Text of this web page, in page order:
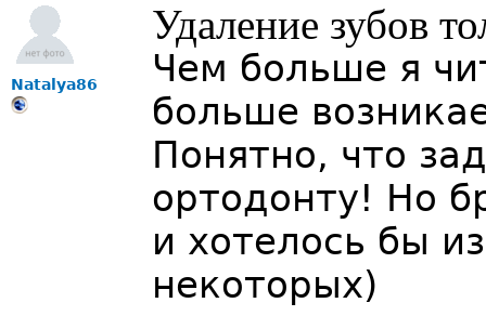
Natalya86
Удаление зубов
Чем больше я
больше
Понятно, что
ортодонту! Но
и хотелось бы
некоторых)